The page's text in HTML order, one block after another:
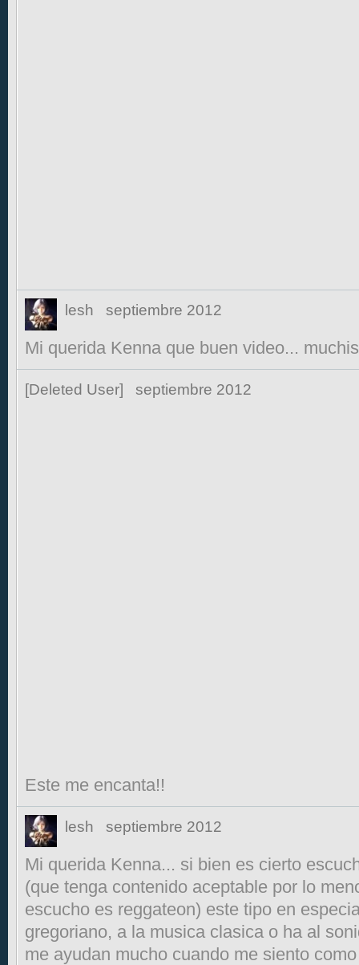
lesh septiembre 2012
Mi querida Kenna que buen video...
[Deleted User] septiembre 2012
Este me encanta!!
lesh septiembre 2012
Mi querida Kenna... si bien es cierto
(que tenga contenido aceptable por lo
escucho es reggateon) este tipo en
gregoriano, a la musica clasica o ha al
me ayudan mucho cuando me siento